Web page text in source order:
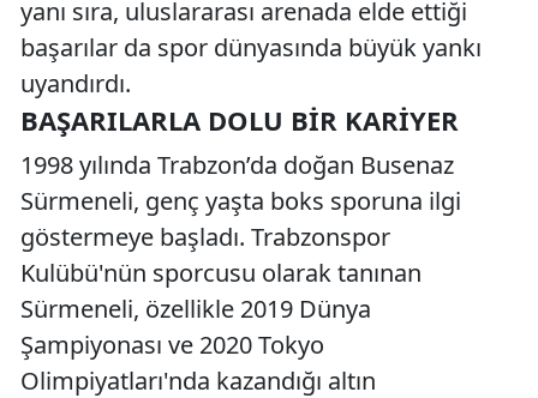
yanı sıra, uluslararası arenada elde ettiği
başarılar da spor dünyasında büyük yankı
uyandırdı.
BAŞARILARLA DOLU BIR KARIYER
1998 yılında Trabzon’da doğan Busenaz
Sürmeneli, genç yaşta boks sporuna ilgi
göstermeye başladı. Trabzonspor
Kulübü'nün sporcusu olarak tanınan
Sürmeneli, özellikle 2019 Dünya
Şampiyonası ve 2020 Tokyo
Olimpiyatları'nda kazandığı altın